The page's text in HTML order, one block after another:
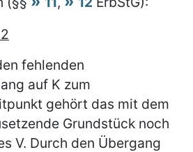
fehlenden
auf K zum
gehört das mit dem
Grundstück noch
V. Durch den Übergang